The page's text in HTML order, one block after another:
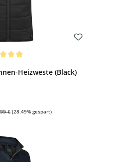
Heizweste (Black)
Preis:
€ (28.49% gespart)